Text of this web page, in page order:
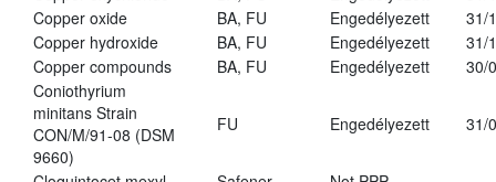
Copper oxide
BA, FU Engedélyezett
31/
Copper hydroxide
BA, FU Engedélyezett
31/
Copper compounds
BA, FU Engedélyezett
30/
Coniothyrium
minitans Strain
CON/M/91-08 (DSM
9660)
FU Engedélyezett 31/